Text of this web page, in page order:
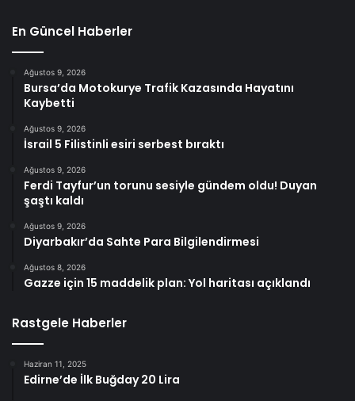
En Güncel Haberler
Ağustos 9, 2026
Bursa’da Motokurye Trafik Kazasında Hayatını
Kaybetti
Ağustos 9, 2026
İsrail 5 Filistinli esiri serbest bıraktı
Ağustos 9, 2026
Ferdi Tayfur’un torunu sesiyle gündem oldu! Duyan
şaştı kaldı
Ağustos 9, 2026
Diyarbakır’da Sahte Para Bilgilendirmesi
Ağustos 8, 2026
Gazze için 15 maddelik plan: Yol haritası açıklandı
Rastgele Haberler
Haziran 11, 2025
Edirne’de İlk Buğday 20 Lira